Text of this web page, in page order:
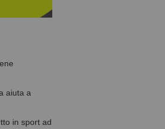
aiuta a
in sport ad